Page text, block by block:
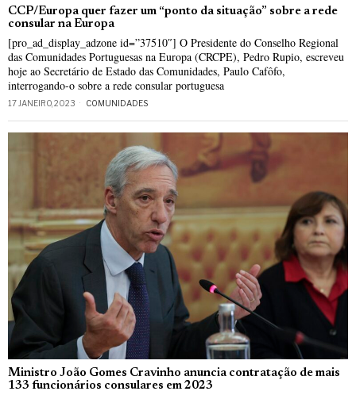
CCP/Europa quer fazer um “ponto da situação” sobre a rede
consular na Europa
[pro_ad_display_adzone id=”37510″] O Presidente do Conselho Regional
das Comunidades Portuguesas na Europa (CRCPE), Pedro Rupio, escreveu
hoje ao Secretário de Estado das Comunidades, Paulo Cafôfo,
interrogando-o sobre a rede consular portuguesa
17 JANEIRO, 2023 COMUNIDADES
Ministro João Gomes Cravinho anuncia contratação de mais
133 funcionários consulares em 2023